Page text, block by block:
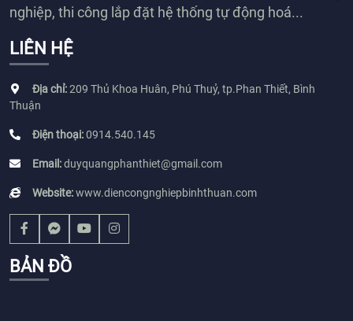
nghiệp, thi công lắp đặt hệ thống tự động hoá...
LIÊN HỆ
Địa chỉ:209 Thủ Khoa Huân, Phú Thuỷ, tp.Phan Thiết, Bình
Thuận
Điện thoại:0914.540.145
Email:duyquangphanthiet@gmail.com
Website:www.diencongnghiepbinhthuan.com
BẢN ĐỒ